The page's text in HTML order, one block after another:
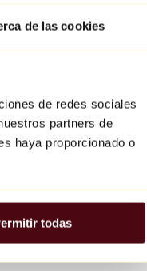
de las cookies
de redes sociales
partners de
haya proporcionado o
todas